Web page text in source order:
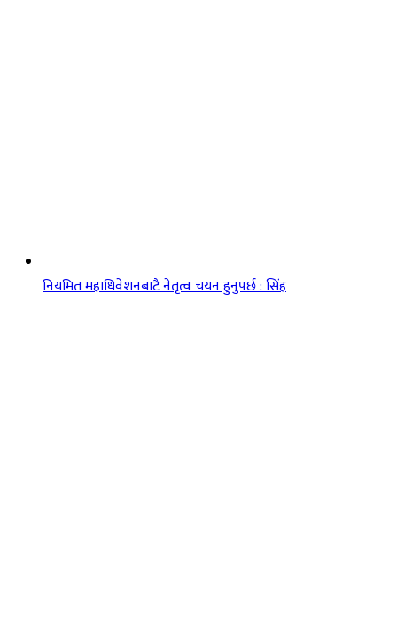
नियमित महाधिवेशनबाटै नेतृत्व चयन हुनुपर्छ : सिंह